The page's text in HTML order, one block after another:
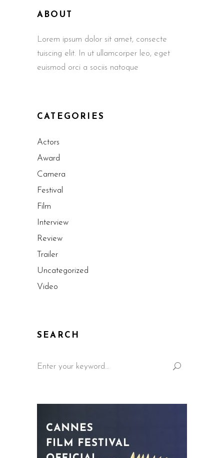
ABOUT
Lorem ipsum dolor sit amet, consecte
tuiscing elit. In ut ullamcorper leo, eget
euismod orci a sociis natoque
CATEGORIES
Actors
Award
Camera
Festival
Film
Interview
Review
Trailer
Uncategorized
Video
SEARCH